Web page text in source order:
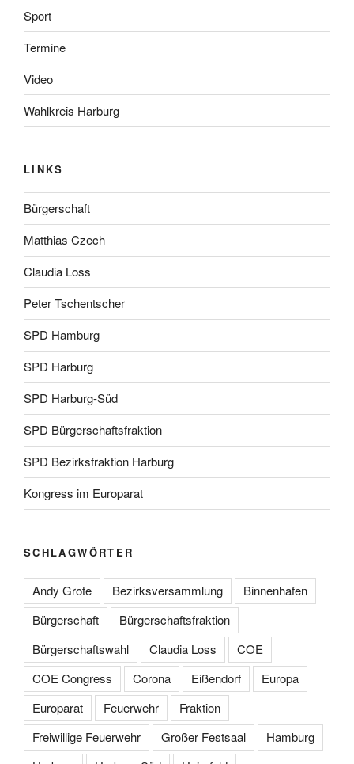
Sport
Termine
Video
Wahlkreis Harburg
LINKS
Bürgerschaft
Matthias Czech
Claudia Loss
Peter Tschentscher
SPD Hamburg
SPD Harburg
SPD Harburg-Süd
SPD Bürgerschaftsfraktion
SPD Bezirksfraktion Harburg
Kongress im Europarat
SCHLAGWÖRTER
Andy Grote Bezirksversammlung
Binnenhafen
Bürgerschaft
Bürgerschaftsfraktion
Bürgerschaftswahl
Claudia Loss
COE
COE Congress
Corona Eißendorf
Europa
Europarat
Feuerwehr
Fraktion
Freiwillige Feuerwehr
Großer Festsaal
Hamburg